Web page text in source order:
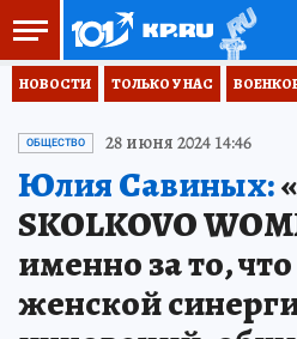
НОВОСТИ ТОЛЬКО У НАС
ОБЩЕСТВО 28 июня 2024 14:46
Юлия Савиных:
SKOLKOVO
именно за то,
женской